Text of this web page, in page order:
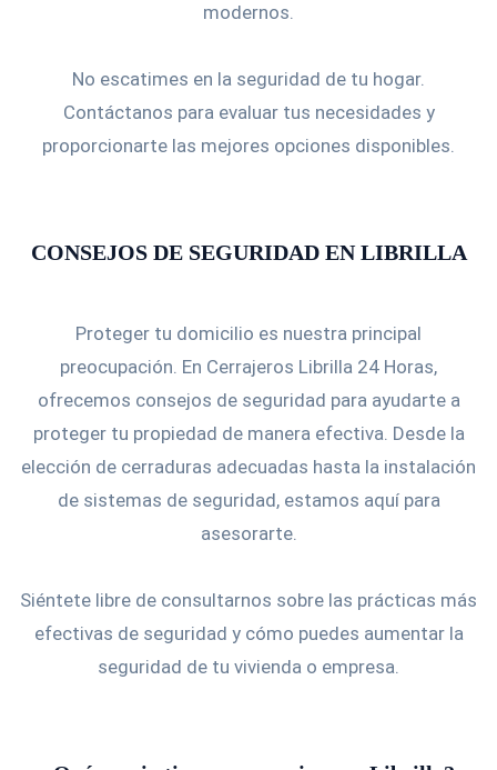
modernos.
No escatimes en la seguridad de tu hogar.
Contáctanos para evaluar tus necesidades y
proporcionarte las mejores opciones disponibles.
CONSEJOS DE SEGURIDAD EN LIBRILLA
Proteger tu domicilio es nuestra principal
preocupación. En Cerrajeros Librilla 24 Horas,
ofrecemos consejos de seguridad para ayudarte a
proteger tu propiedad de manera efectiva. Desde la
elección de cerraduras adecuadas hasta la instalación
de sistemas de seguridad, estamos aquí para
asesorarte.
Siéntete libre de consultarnos sobre las prácticas más
efectivas de seguridad y cómo puedes aumentar la
seguridad de tu vivienda o empresa.